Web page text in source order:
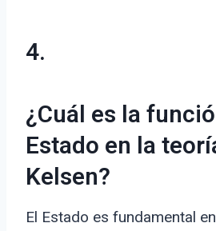
4.
¿Cuál es la
Estado en la
Kelsen?
El Estado es fundamental